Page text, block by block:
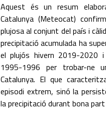
Aquest és un resum
Catalunya (Meteocat)
plujosa al conjunt del país i
precipitació acumulada ha
el plujós hivern 2019-2020
1995-1996 per trobar-ne
Catalunya. El que
episodi extrem, sinó la
la precipitació durant bona part